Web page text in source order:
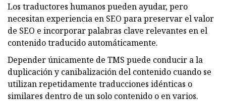
Los traductores humanos pueden ayudar, pero
necesitan experiencia en SEO para preservar el valor
de SEO e incorporar palabras clave relevantes en el
contenido traducido automáticamente.
Depender únicamente de TMS puede conducir a la
duplicación y canibalización del contenido cuando se
utilizan repetidamente traducciones idénticas o
similares dentro de un solo contenido o en varios.